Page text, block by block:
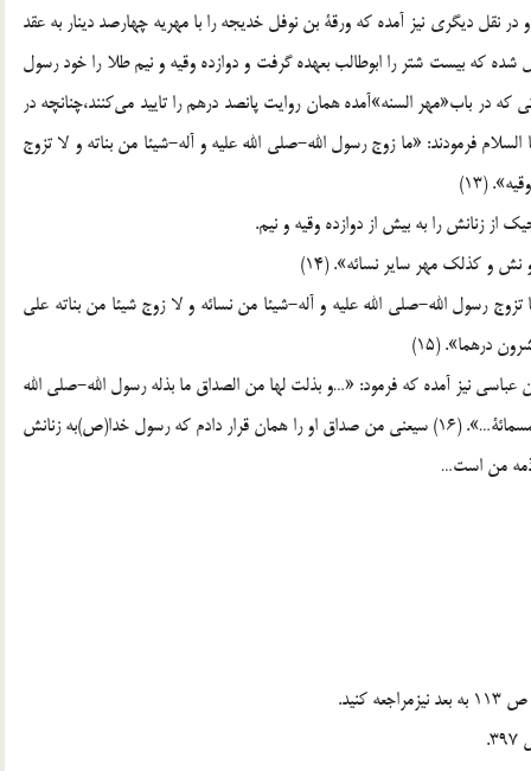
ديگرى نيز آمده كه ورقة بن نوفل خديجه را با مهريه ‌چهارصد دينار به عقد
درآورد (11) و از كامل مبرد نقل شده كه بيست ‌شتر را ابوطالب بعهده ‌گرفت و دوازده وقيه و نيم طلا را خود رسول
بود. (12) نگارنده گويد:رواياتى كه در باب‌«مهر السنه‌»آمده همان ‌روايت پانصد درهم را تاييد مى‌كنند،چنانچه در
‌فرمودند: «ما زوج رسول الله-صلى الله عليه و آله-شيئا من بناته و لا تزوج
(13)
زنانش را به بيش از دوازده وقيه و نيم.
نش و كذلك مهر ساير نسائه‌». (14)
رسول الله-صلى الله عليه و آله-شيئا من نسائه و لا زوج شيئا من بناته على
درهما». (15)
عباسى نيز آمده كه فرمود: «…و بذلت لها من الصداق ما بذله رسول الله-صلى الله
عليه‌و آله-لازواجه و هو اثنتا عشرة اوقيه و نش-و على تمام‌الخمسمائة…». (16) سيعنى من صداق او را همان قرار دادم كه رسول خدا(ص)به‌ زنانش
ذمه من است…